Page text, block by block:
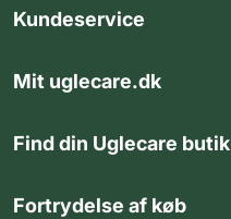
Kundeservice
Mit uglecare.dk
Find din Uglecare butik
Fortrydelse af køb